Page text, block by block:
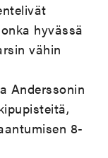
hyvässä
vähin
Anderssonin
8-